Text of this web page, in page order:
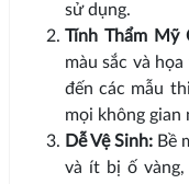
sử dụng.
Tính Thẩm Mỹ
màu sắc và
đến các mẫu
mọi không gian
Dễ Vệ Sinh:Bề
và ít bị ố vàng,